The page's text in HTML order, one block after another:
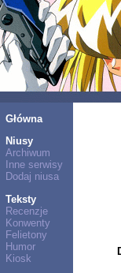
Główna
Niusy
Archiwum
Inne serwisy
Dodaj niusa
Teksty
Recenzje
Konwenty
Felietony
Humor
Kiosk